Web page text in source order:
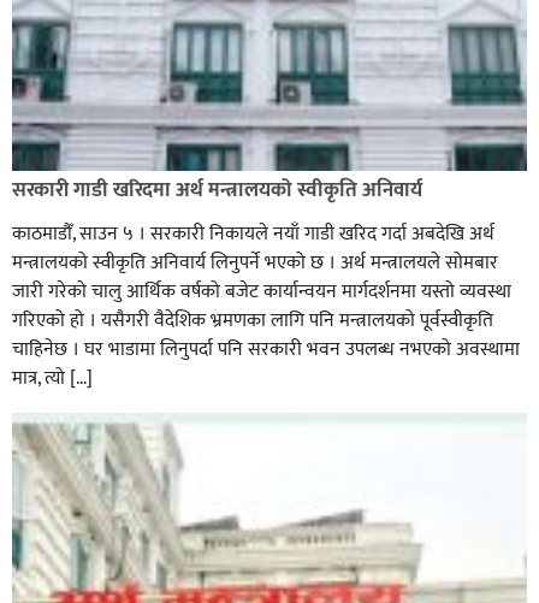
सरकारी गाडी खरिदमा अर्थ मन्त्रालयको स्वीकृति अनिवार्य
काठमाडौँ, साउन ५ । सरकारी निकायले नयाँ गाडी खरिद गर्दा अबदेखि अर्थ
मन्त्रालयको स्वीकृति अनिवार्य लिनुपर्ने भएको छ । अर्थ मन्त्रालयले सोमबार
जारी गरेको चालु आर्थिक वर्षको बजेट कार्यान्वयन मार्गदर्शनमा यस्तो व्यवस्था
गरिएको हो । यसैगरी वैदेशिक भ्रमणका लागि पनि मन्त्रालयको पूर्वस्वीकृति
चाहिनेछ । घर भाडामा लिनुपर्दा पनि सरकारी भवन उपलब्ध नभएको अवस्थामा
मात्र, त्यो […]